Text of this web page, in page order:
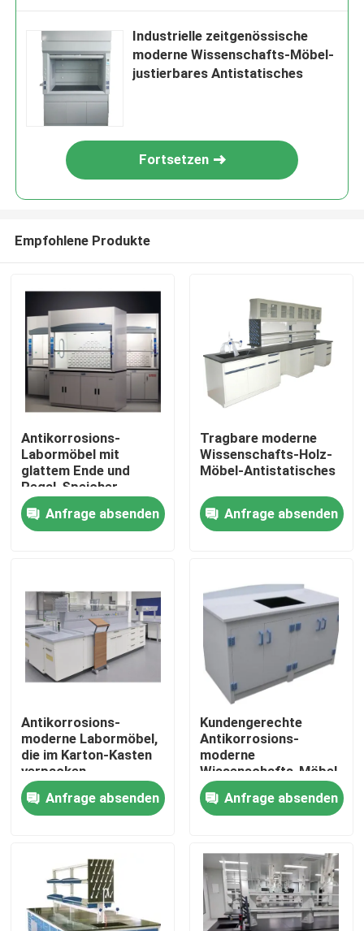
Nach Hause
Über uns
Produkte
Moderne Labormöbel
Schullabormöbel
Laborinsel-Bank
Laborwand-Bank
Labordampf-Haube
Laborwaage-Bank
Industrielle zeitgenössische
moderne Wissenschafts-Möbel-
justierbares Antistatisches
Fortsetzen
Empfohlene Produkte
Antikorrosions-
Labormöbel mit
glattem Ende und
Regal-Speicher
Anfrage absenden
Tragbare moderne
Wissenschafts-Holz-
Möbel-Antistatisches
Anfrage absenden
Antikorrosions-
moderne Labormöbel,
die im Karton-Kasten
verpacken
Anfrage absenden
Kundengerechte
Antikorrosions-
moderne
Wissenschafts-Möbel
für Büro und Haus
Anfrage absenden